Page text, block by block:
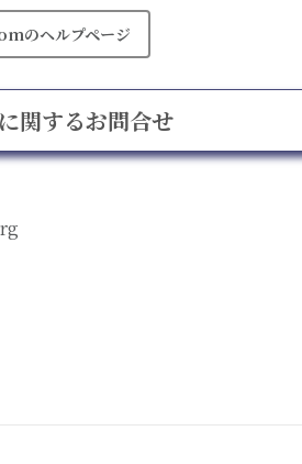
のヘルプページ
関するお問合せ